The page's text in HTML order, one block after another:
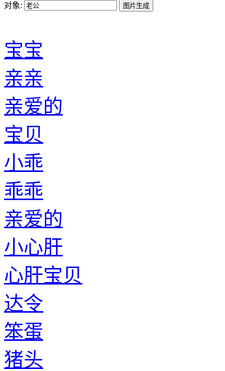
对象:
宝宝
亲亲
亲爱的
宝贝
小乖
乖乖
亲爱的
小心肝
心肝宝贝
达令
笨蛋
猪头